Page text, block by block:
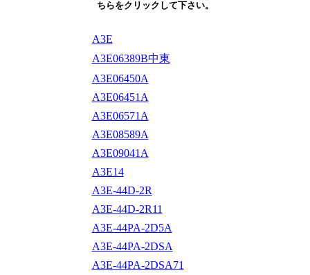
ちらをクリックして下さい。
A3E
A3E06389B中東
A3E06450A
A3E06451A
A3E06571A
A3E08589A
A3E09041A
A3E14
A3E-44D-2R
A3E-44D-2R11
A3E-44PA-2D5A
A3E-44PA-2DSA
A3E-44PA-2DSA71